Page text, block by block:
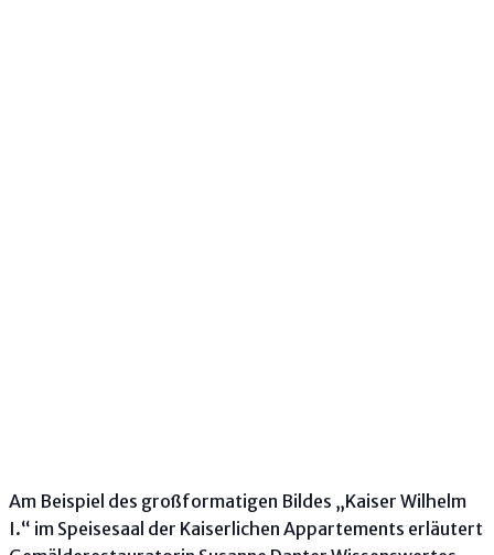
Am Beispiel des großformatigen Bildes „Kaiser Wilhelm
I.“ im Speisesaal der Kaiserlichen Appartements erläutert